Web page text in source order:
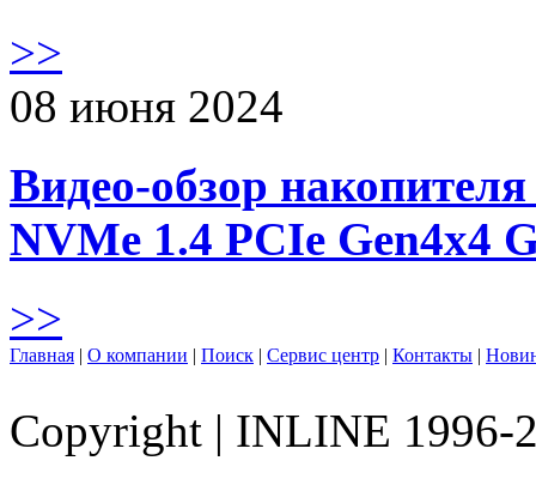
>>
08 июня 2024
Видео-обзор
NVMe 1.4 PCIe Gen4х4
>>
Главная | О компании | Поиск | Сервис центр | Контакты |
Copyright | INLINE 1996-